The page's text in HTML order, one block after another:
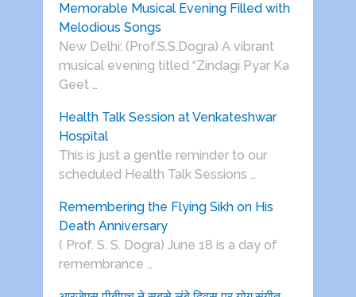
Memorable Musical Evening Filled with
Melodious Songs
New Delhi: (Prof.S.S.Dogra) A vibrant
musical evening titled “Zindagi Pyar Ka
Geet …
Health Talk Session at Venkateshwar
Hospital
This is just a gentle reminder to our
scheduled Health Talk Sessions …
Remembering the Flying Sikh on His
Death Anniversary
( Prof. S. S. Dogra) June 18 is a day of
remembrance …